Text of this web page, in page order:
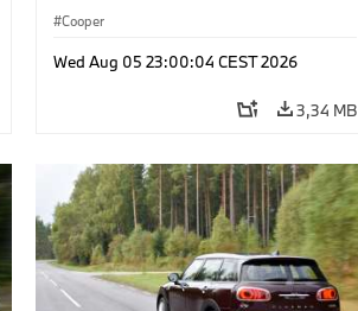
Cooper
Wed Aug 05 23:00:04 CEST 2026
3,34 MB